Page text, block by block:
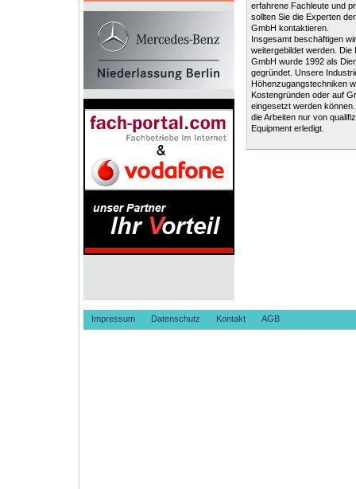
erfahrene Fachleute und
sollten Sie die Experten
GmbH kontaktieren.
Insgesamt beschäftigen
weitergebildet werden. Die
GmbH wurde 1992 als
gegründet. Unsere
Höhenzugangstechniken
Kostengründen oder auf
eingesetzt werden
die Arbeiten nur von
Equipment erledigt.
Impressum Datenschutz Kontakt AGB